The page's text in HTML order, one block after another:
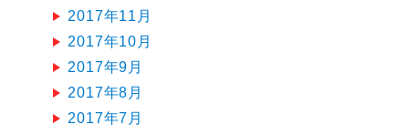
2017年11月
2017年10月
2017年9月
2017年8月
2017年7月